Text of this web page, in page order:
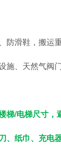
防滑鞋，搬运
施、天然气阀
梯/电梯尺寸，
、纸巾、充电